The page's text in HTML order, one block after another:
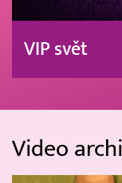
VIP svět
Video